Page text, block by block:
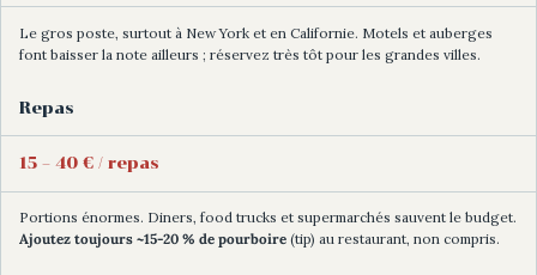
Le gros poste, surtout à New York et en Californie. Motels et auberges
font baisser la note ailleurs ; réservez très tôt pour les grandes villes.
Repas
15 – 40 € / repas
Portions énormes. Diners, food trucks et supermarchés sauvent le budget.
Ajoutez toujours ~15-20 % de pourboire(tip) au restaurant, non compris.